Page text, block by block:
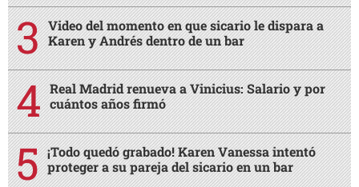
Video del momento en que sicario le dispara a
Karen y Andrés dentro de un bar
Real Madrid renueva a Vinicius: Salario y por
cuántos años firmó
¡Todo quedó grabado! Karen Vanessa intentó
proteger a su pareja del sicario en un bar